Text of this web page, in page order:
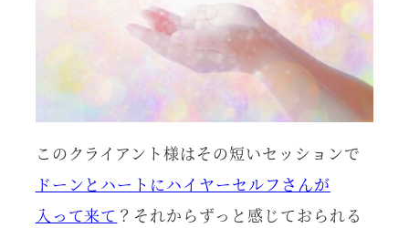
このクライアント様はその短いセッションで
ドーンとハートにハイヤーセルフさんが
入って来て ？それからずっと感じておられる